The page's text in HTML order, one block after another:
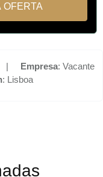
OFERTA
| Empresa: Vacante
: Lisboa